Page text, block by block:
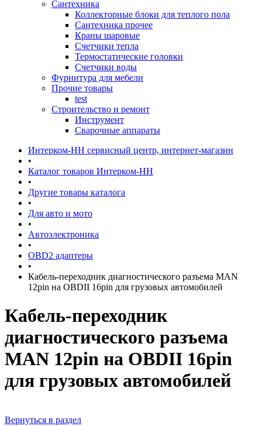
Сантехника
Коллекторные блоки для теплого пола
Сантехника прочее
Краны шаровые
Счетчики тепла
Термоcтатические головки
Счетчики воды
Фурнитура для мебели
Прочие товары
test
Строительство и ремонт
Инструмент
Сварочные аппараты
Интерком-НН сервисный центр, интернет-магазин
•
Каталог товаров Интерком-НН
•
Другие товары каталога
•
Для авто и мото
•
Автоэлектроника
•
OBD2 адаптеры
•
Кабель-переходник диагностического разъема MAN
12pin на OBDII 16pin для грузовых автомобилей
Кабель-переходник
диагностического разъема
MAN 12pin на OBDII 16pin
для грузовых автомобилей
Вернуться в раздел